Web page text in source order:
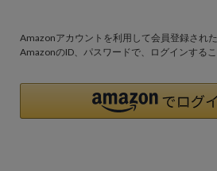
Amazonアカウントを利用して会員登録された
AmazonのID、パスワードで、ログインするこ